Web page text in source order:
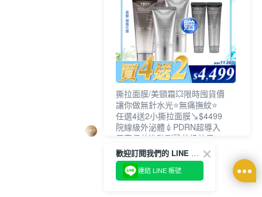
撕拉面膜/美頸霜💥限時囤貨價
讓你做無針水光⭐無痛撫紋⭐
任選4送2小撕拉面膜↘$4499
院線級外泌體💉PDRN超導入
居家保養進階到醫美級效果❗
歡迎訂閱我們的 LINE 官方帳號
連結 LINE 帳號